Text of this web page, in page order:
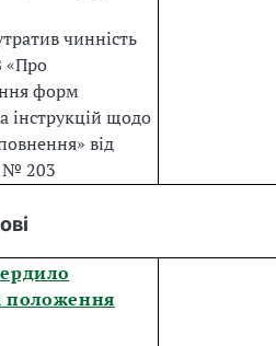
чинність
«Про
форм
інструкцій щодо
від
№ 203
положення